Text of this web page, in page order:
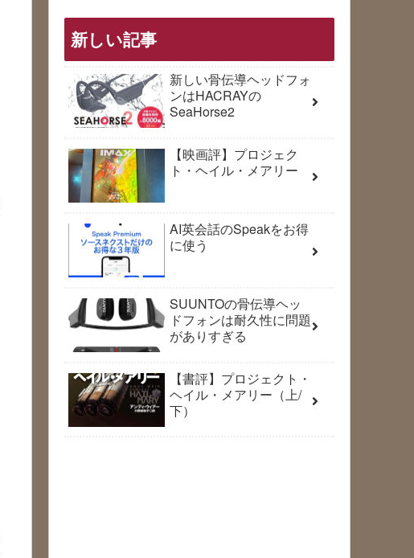
新しい記事
新しい骨伝導ヘッドフォ
ンはHACRAYの
SeaHorse2
【映画評】プロジェク
ト・ヘイル・メアリー
AI英会話のSpeakをお得
に使う
SUUNTOの骨伝導ヘッ
ドフォンは耐久性に問題
がありすぎる
【書評】プロジェクト・
ヘイル・メアリー（上/
下）